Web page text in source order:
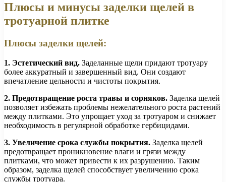
Плюсы и минусы заделки щелей в
тротуарной плитке
Плюсы заделки щелей:
1. Эстетический вид. Заделанные щели придают тротуару
более аккуратный и завершенный вид. Они создают
впечатление цельности и чистоты покрытия.
2. Предотвращение роста травы и сорняков. Заделка щелей
позволяет избежать проблемы нежелательного роста растений
между плитками. Это упрощает уход за тротуаром и снижает
необходимость в регулярной обработке гербицидами.
3. Увеличение срока службы покрытия. Заделка щелей
предотвращает проникновение влаги и грязи между
плитками, что может привести к их разрушению. Таким
образом, заделка щелей способствует увеличению срока
службы тротуара.